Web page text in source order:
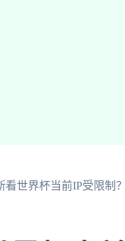
看世界杯当前IP受限制